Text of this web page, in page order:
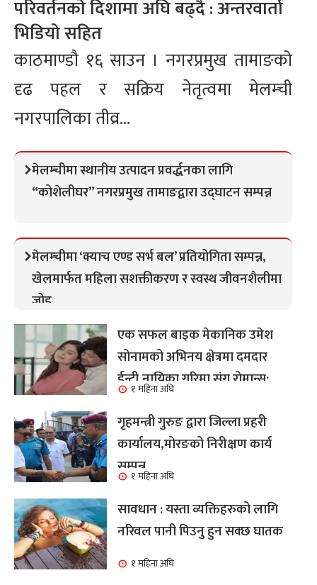
परिवर्तनको दिशामा अघि बढ्दै : अन्तरवार्ता
भिडियो सहित
काठमाण्डौ १६ साउन । नगरप्रमुख तामाङको
दृढ पहल र सक्रिय नेतृत्वमा मेलम्ची
नगरपालिका तीव्र...
मेलम्चीमा स्थानीय उत्पादन प्रवर्द्धनका लागि
“कोशेलीघर” नगरप्रमुख तामाङद्वारा उद्घाटन सम्पन्न
मेलम्चीमा ‘क्याच एण्ड सर्भ बल’ प्रतियोगिता सम्पन्न,
खेलमार्फत महिला सशक्तीकरण र स्वस्थ जीवनशैलीमा
जोड
एक सफल बाइक मेकानिक उमेश
सोनामको अभिनय क्षेत्रमा दमदार
ईन्ट्री,नायिका गरिमा संग रोमान्स:
हेर्नुहोस भिडियो ।
१ महिना अघि
गृहमन्त्री गुरुङ द्वारा जिल्ला प्रहरी
कार्यालय,मोरङको निरीक्षण कार्य
सम्पन्न१ महिना अघि
सावधान : यस्ता व्यक्तिहरुको लागि
नरिवल पानी पिउनु हुन सक्छ घातक
१ महिना अघि